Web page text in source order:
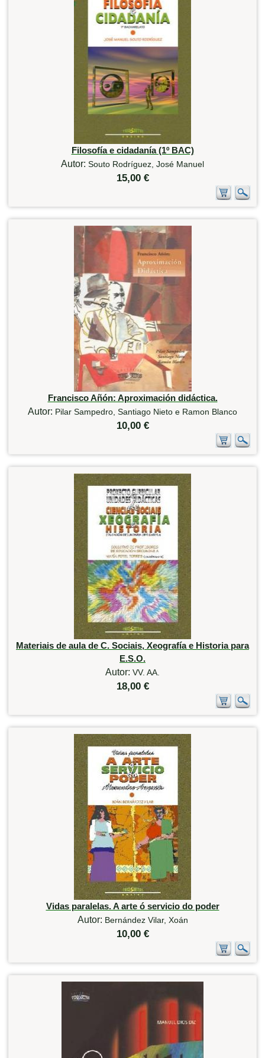
Filosofía e cidadanía (1º BAC)
Autor: Souto Rodríguez, José Manuel
15,00 €
Francisco Añón: Aproximación didáctica.
Autor: Pilar Sampedro, Santiago Nieto e Ramon Blanco
10,00 €
Materiais de aula de C. Sociais, Xeografía e Historia para
E.S.O.
Autor: VV. AA.
18,00 €
Vidas paralelas. A arte ó servicio do poder
Autor: Bernández Vilar, Xoán
10,00 €